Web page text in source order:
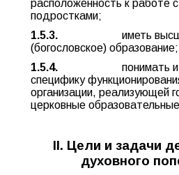
расположенность к работе
подростками;
1.5.3. иметь
(богословское) образование;
1.5.4. понимать
специфику
организации, реализующей
церковные
II. Цели и задачи
духовного